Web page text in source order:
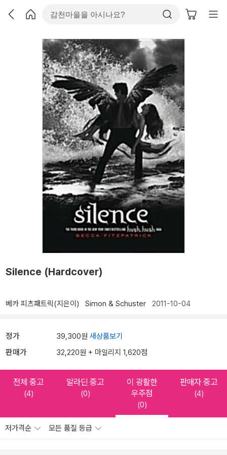
Silence (Hardcover)
베카 피츠패트릭(지은이) Simon & Schuster 2011-10-04
정가 39,300원 새상품보기
판매가 32,220원 + 마일리지 1,620점
전체 중고
(4)
알라딘 중고
(0)
이 광활한
우주점
(0)
판매자 중고
(4)
저가격순 모든 품질 등급